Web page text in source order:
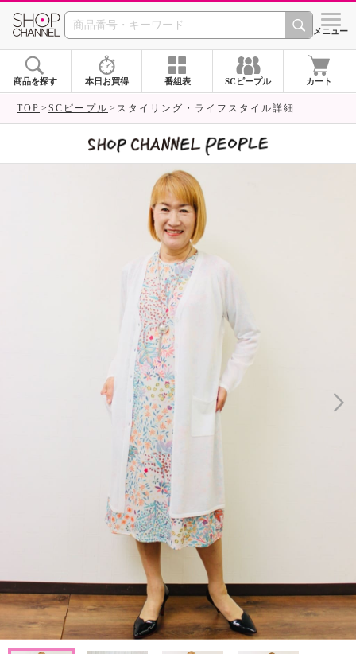
SHOP CHANNEL シメニュー
商品を探す 本日お買得 番組表 SCピープル カート
TOP SCピープル スタイリング・ライフスタイル詳細